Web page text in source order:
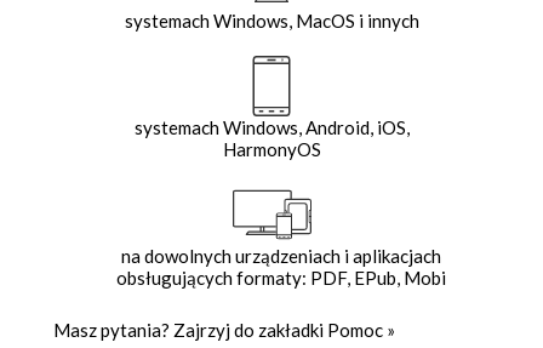
systemach Windows, MacOS i innych
systemach Windows, Android, iOS,
HarmonyOS
na dowolnych urządzeniach i aplikacjach
obsługujących formaty: PDF, EPub, Mobi
Masz pytania? Zajrzyj do zakładki Pomoc »